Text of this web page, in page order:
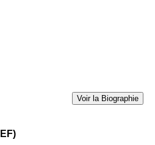
Voir la Biographie